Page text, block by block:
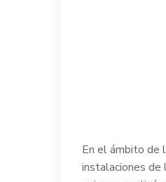
En el ámbito de
instalaciones de